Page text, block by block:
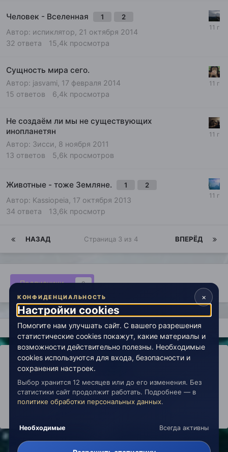
Человек - Вселенная 1 2
Автор: испиклятор 21 октября 2014
32 ответа 15,4k просмотра
Сущность мира сего.
Автор: jasvami 17 февраля 2014
15 ответов 6,4k просмотра
Не создаём ли мы не существующих
инопланетян
Автор: Зисси 8 ноября 2011
13 ответов 5,6k просмотров
Животные - тоже Земляне. 1 2
Автор: Kassiopeia 17 октября 2013
34 ответа 13,6k просмотр
НАЗАД ВПЕРЁД
Страница 3 из 4
Подписчики 0
Главная Лаборатория История Врата в эзотерику
IPS ThemebyIPSFocus
Политика конфиденциальности
Обратная связь
Настройки cookies
copyright © 2026 Живая Эзотерика
×
КОНФИДЕНЦИАЛЬНОСТЬ
Настройки cookies
Помогите нам улучшать сайт. С вашего разрешения
статистические cookies покажут, какие материалы и
возможности действительно полезны. Необходимые
cookies используются для входа, безопасности и
сохранения настроек.
Выбор хранится 12 месяцев или до его изменения. Без
статистики сайт продолжит работать. Подробнее — в
политике обработки персональных данных.
Необходимые Всегда активны